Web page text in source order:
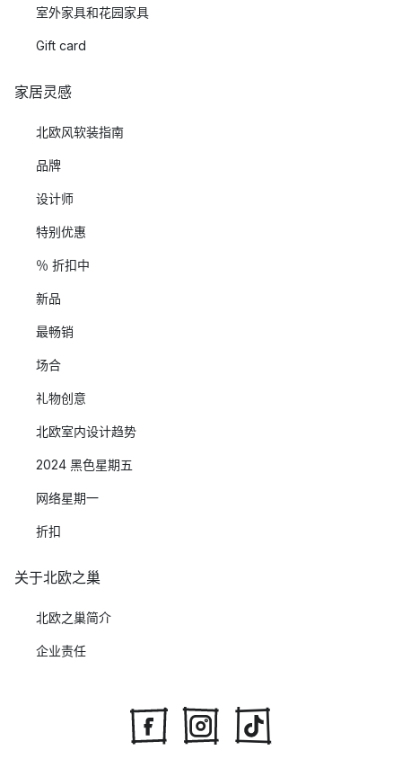
室外家具和花园家具
Gift card
家居灵感
北欧风软装指南
品牌
设计师
特别优惠
％ 折扣中
新品
最畅销
场合
礼物创意
北欧室内设计趋势
2024 黑色星期五
网络星期一
折扣
关于北欧之巢
北欧之巢简介
企业责任